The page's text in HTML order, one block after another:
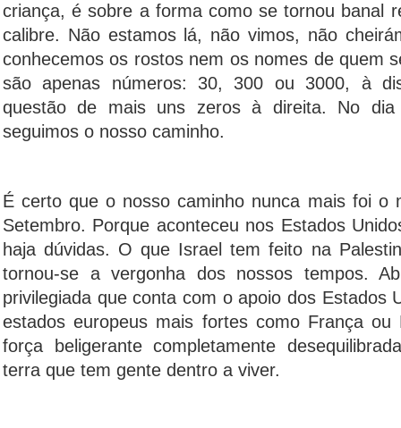
criança, é sobre a forma como se tornou banal
calibre. Não estamos lá, não vimos, não
conhecemos os rostos nem os nomes de quem
são apenas números: 30, 300 ou 3000, à
questão de mais uns zeros à direita. No dia
seguimos o nosso caminho.
É certo que o nosso caminho nunca mais foi o
Setembro. Porque aconteceu nos Estados
haja dúvidas. O que Israel tem feito na
tornou-se a vergonha dos nossos tempos.
privilegiada que conta com o apoio dos Estados
estados europeus mais fortes como França
força beligerante completamente
terra que tem gente dentro a viver.